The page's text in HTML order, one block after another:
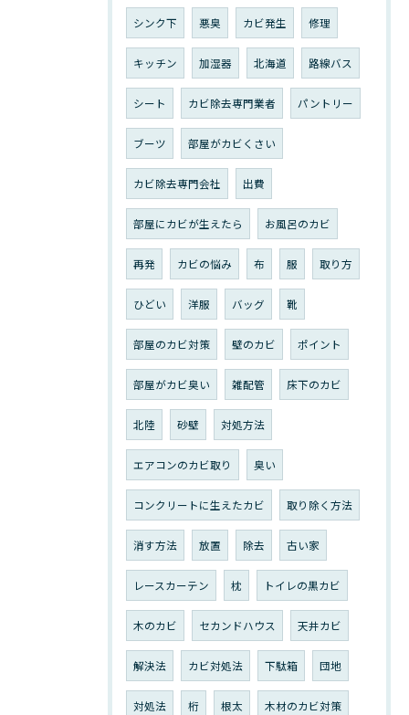
シンク下 悪臭 カビ発生 修理
キッチン 加湿器 北海道 路線バス
シート カビ除去専門業者 パントリー
ブーツ 部屋がカビくさい
カビ除去専門会社 出費
部屋にカビが生えたら お風呂のカビ
再発 カビの悩み 布 服 取り方
ひどい 洋服 バッグ 靴
部屋のカビ対策 壁のカビ ポイント
部屋がカビ臭い 雑配管 床下のカビ
北陸 砂壁 対処方法
エアコンのカビ取り 臭い
コンクリートに生えたカビ 取り除く方法
消す方法 放置 除去 古い家
レースカーテン 枕 トイレの黒カビ
木のカビ セカンドハウス 天井カビ
解決法 カビ対処法 下駄箱 団地
対処法 桁 根太 木材のカビ対策